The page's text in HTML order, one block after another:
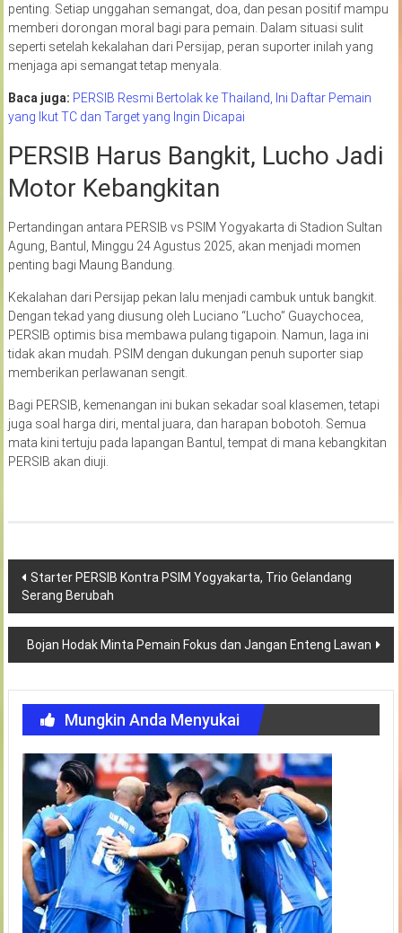
penting. Setiap unggahan semangat, doa, dan pesan positif mampu
memberi dorongan moral bagi para pemain. Dalam situasi sulit
seperti setelah kekalahan dari Persijap, peran suporter inilah yang
menjaga api semangat tetap menyala.
Baca juga: PERSIB Resmi Bertolak ke Thailand, Ini Daftar Pemain
yang Ikut TC dan Target yang Ingin Dicapai
PERSIB Harus Bangkit, Lucho Jadi
Motor Kebangkitan
Pertandingan antara PERSIB vs PSIM Yogyakarta di Stadion Sultan
Agung, Bantul, Minggu 24 Agustus 2025, akan menjadi momen
penting bagi Maung Bandung.
Kekalahan dari Persijap pekan lalu menjadi cambuk untuk bangkit.
Dengan tekad yang diusung oleh Luciano “Lucho” Guaychocea,
PERSIB optimis bisa membawa pulang tigapoin. Namun, laga ini
tidak akan mudah. PSIM dengan dukungan penuh suporter siap
memberikan perlawanan sengit.
Bagi PERSIB, kemenangan ini bukan sekadar soal klasemen, tetapi
juga soal harga diri, mental juara, dan harapan bobotoh. Semua
mata kini tertuju pada lapangan Bantul, tempat di mana kebangkitan
PERSIB akan diuji.
Navigasi
pos
Starter PERSIB Kontra PSIM Yogyakarta, Trio Gelandang
Serang Berubah
Bojan Hodak Minta Pemain Fokus dan Jangan Enteng Lawan
Mungkin Anda Menyukai